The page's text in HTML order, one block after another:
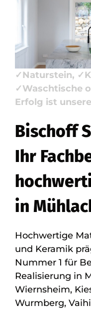
ermöglicht
Waschtische,
Design, für
✓Naturstein,
✓Waschtische
Erfolg ist
Bischoff
Ihr
in
Hochwertige
und Keramik
Nummer 1 für
Realisierung in
Wiernsheim,
Wurmberg,